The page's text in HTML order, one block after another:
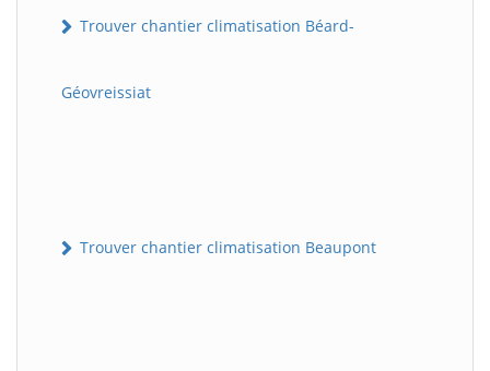
Trouver chantier climatisation Béard-
Géovreissiat
Trouver chantier climatisation Beaupont